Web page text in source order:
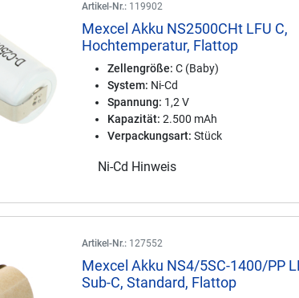
Artikel-Nr.: 119902
Mexcel Akku NS2500CHt LFU C,
Hochtemperatur, Flattop
Zellengröße: C (Baby)
System: Ni-Cd
Spannung: 1,2 V
Kapazität: 2.500 mAh
Verpackungsart: Stück
Ni-Cd Hinweis
Artikel-Nr.: 127552
Mexcel Akku NS4/5SC-1400/PP
Sub-C, Standard, Flattop